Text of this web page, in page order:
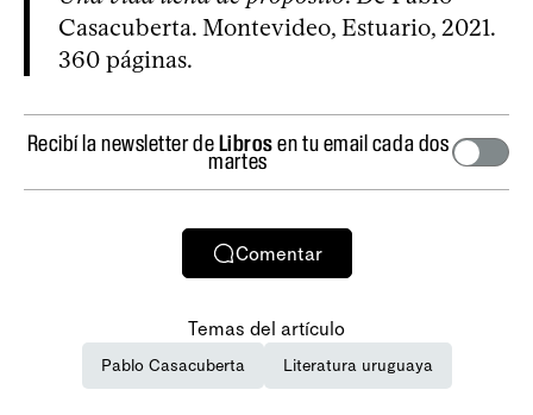
Casacuberta. Montevideo, Estuario, 2021.
360 páginas.
Recibí la newsletter deLibrosen tu email cada dos
martes
Comentar
Temas del artículo
Pablo Casacuberta Literatura uruguaya